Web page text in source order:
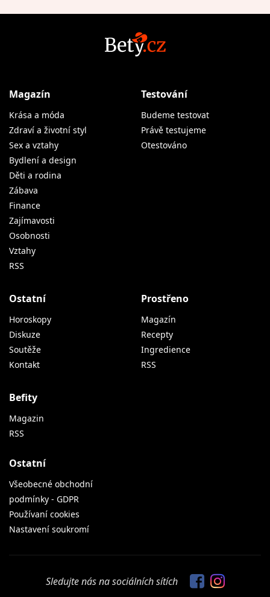
Magazín
Krása a móda
Zdraví a životní styl
Sex a vztahy
Bydlení a design
Děti a rodina
Zábava
Finance
Zajímavosti
Osobnosti
Vztahy
RSS
Testování
Budeme testovat
Právě testujeme
Otestováno
Ostatní
Horoskopy
Diskuze
Soutěže
Kontakt
Prostřeno
Magazín
Recepty
Ingredience
RSS
Befity
Magazin
RSS
Ostatní
Všeobecné obchodní
podmínky - GDPR
Používaní cookies
Nastavení soukromí
Sledujte nás na sociálních sítích